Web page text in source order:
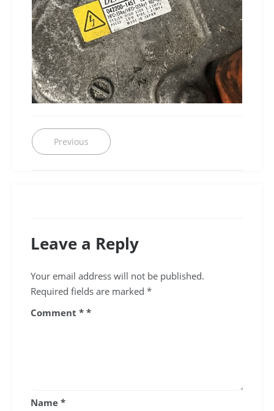
Post
navigation
Previous Previous
post:
Leave a Reply
Your email address will not be published.
Required fields are marked *
Comment *
Name *